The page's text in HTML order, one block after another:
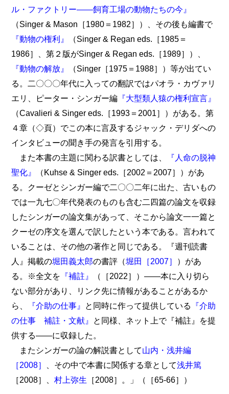
ル・ファクトリー――飼育工場の動物たちの今』
（Singer & Mason［1980＝1982］）、その後も編書で
『動物の権利』
（Singer & Regan eds.［1985＝
1986］、第２版がSinger & Regan eds.［1989］）、
『動物の解放』
（Singer［1975＝1988］）等が出てい
る。二〇〇〇年代に入っての翻訳ではパオラ・カヴァリ
エリ、ピーター・シンガー編 『大型類人猿の権利宣言』
（Cavalieri & Singer eds.［1993＝2001］）がある。第
４章（◇頁）でこの本に言及するジャック・デリダへの
インタビューの聞き手の発言を引用する。
また本書の主題に関わる訳書としては、
『人命の脱神
聖化』
（Kuhse & Singer eds.［2002＝2007］）があ
る。クーゼとシンガー編で二〇〇二年に出た、古いもの
では一九七〇年代発表のものも含む二四篇の論文を収録
したシンガーの論文集があって、そこから論文一一篇と
クーゼの序文を選んで訳したという本である。言われて
いることは、その他の著作と同じである。『週刊読書
人』掲載の堀田義太郎の書評（堀田［2007］ ）があ
る。※全文を 『補註』
（［2022］）――本に入り切ら
ない部分があり、リンク先に情報があることがあるか
ら、
『介助の仕事』 と同時に作って提供している
『介助
の仕事 補註・文献』 と同様、ネット上で『補註』を提
供する――に収録した。
またシンガーの論の解説書として山内・浅井編
［2008］
、その中で本書に関係する章として浅井篤
［2008］、村上弥生 ［2008］。」（［65-66］）